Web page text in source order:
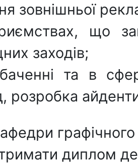
зовнішньої
що
заходів;
та в
розробка
диплом